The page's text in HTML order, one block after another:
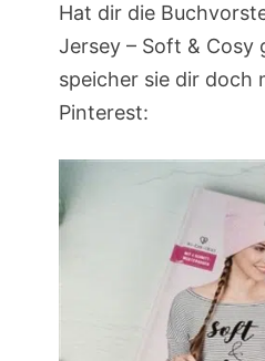
Hat dir die
Jersey – Soft & Cosy
speicher sie dir doch
Pinterest: